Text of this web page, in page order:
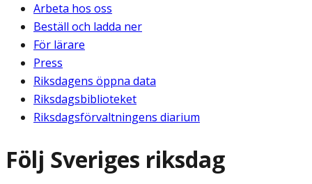
Arbeta hos oss
Beställ och ladda ner
För lärare
Press
Riksdagens öppna data
Riksdagsbiblioteket
Riksdagsförvaltningens diarium
Följ Sveriges riksdag